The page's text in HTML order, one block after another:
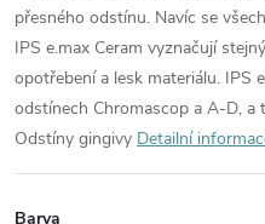
přesného odstínu. Navíc se
IPS e.max Ceram vyznačují
opotřebení a lesk materiálu. IPS
odstínech Chromascop a A-D, a
Odstíny gingivy Detailní
Barva